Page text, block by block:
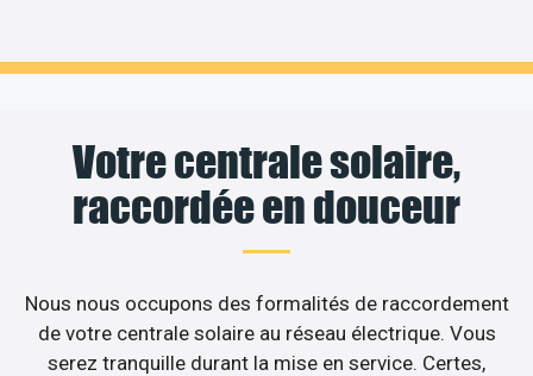
Votre centrale solaire,
raccordée en douceur
Nous nous occupons des formalités de raccordement
de votre centrale solaire au réseau électrique. Vous
serez tranquille durant la mise en service. Certes,